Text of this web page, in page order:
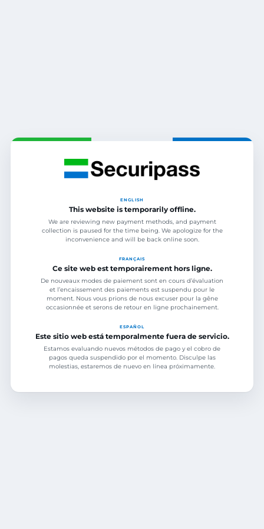
ENGLISH
This website is temporarily offline.
We are reviewing new payment methods, and payment
collection is paused for the time being. We apologize for the
inconvenience and will be back online soon.
FRANÇAIS
Ce site web est temporairement hors ligne.
De nouveaux modes de paiement sont en cours d’évaluation
et l’encaissement des paiements est suspendu pour le
moment. Nous vous prions de nous excuser pour la gêne
occasionnée et serons de retour en ligne prochainement.
ESPAÑOL
Este sitio web está temporalmente fuera de servicio.
Estamos evaluando nuevos métodos de pago y el cobro de
pagos queda suspendido por el momento. Disculpe las
molestias, estaremos de nuevo en línea próximamente.